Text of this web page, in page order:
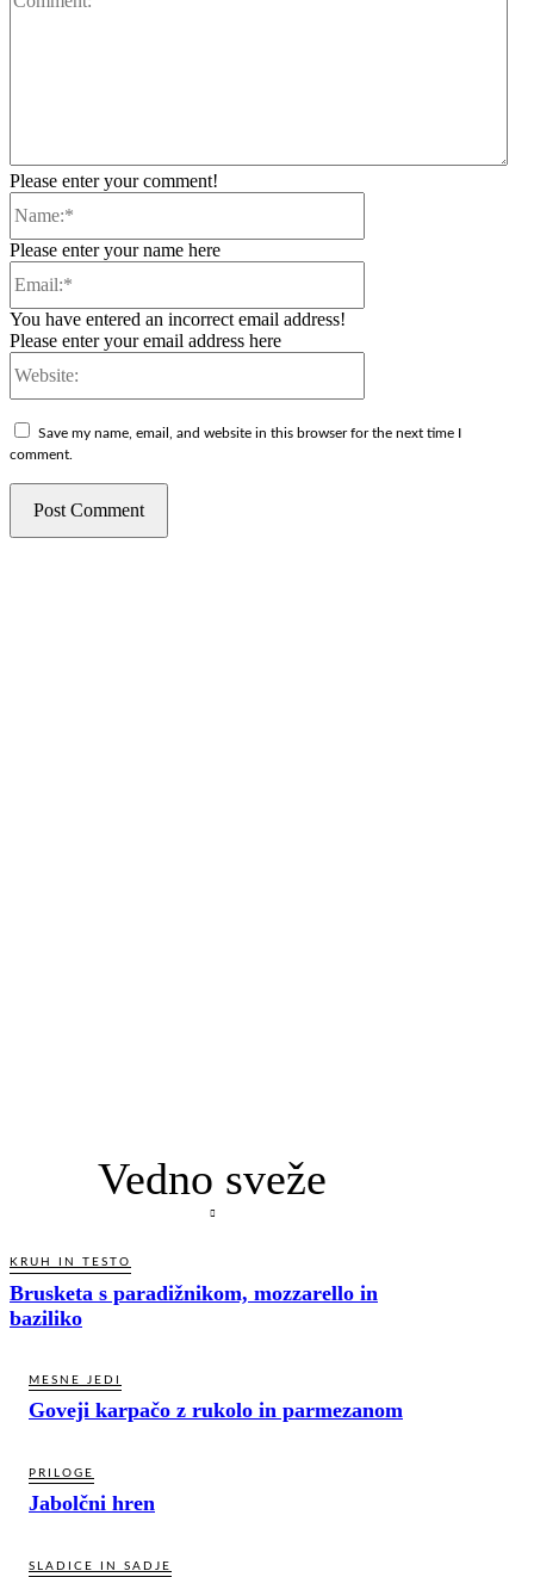
Please enter your comment!
Please enter your name here
You have entered an incorrect email address!
Please enter your email address here
Save my name, email, and website in this browser for the next time I
comment.
Vedno sveže
KRUH IN TESTO
Brusketa s paradižnikom, mozzarello in
baziliko
MESNE JEDI
Goveji karpačo z rukolo in parmezanom
PRILOGE
Jabolčni hren
SLADICE IN SADJE